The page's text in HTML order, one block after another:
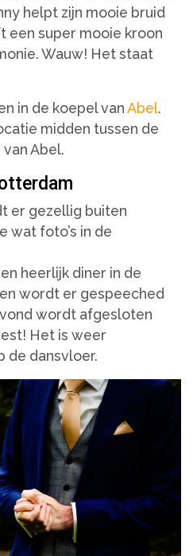
helpt zijn mooie bruid
een super mooie kroon
Wauw! Het staat
in de koepel vanAbel.
midden tussen de
Abel.
er gezellig buiten
wat foto’s in de
heerlijk diner in de
wordt er gespeeched
wordt afgesloten
Het is weer
de dansvloer.